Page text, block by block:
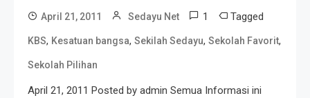
April 21, 2011 Sedayu Net 1 Tagged
KBS, Kesatuan bangsa, Sekilah Sedayu, Sekolah Favorit,
Sekolah Pilihan
April 21, 2011 Posted by admin Semua Informasi ini